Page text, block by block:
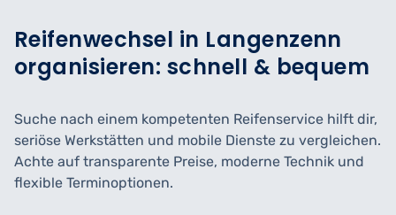
Reifenwechsel in Langenzenn
organisieren: schnell & bequem
Suche nach einem kompetenten Reifenservice hilft dir,
seriöse Werkstätten und mobile Dienste zu vergleichen.
Achte auf transparente Preise, moderne Technik und
flexible Terminoptionen.